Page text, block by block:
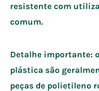
resistente com
comum.
Detalhe importante:
plástica são
peças de polietileno